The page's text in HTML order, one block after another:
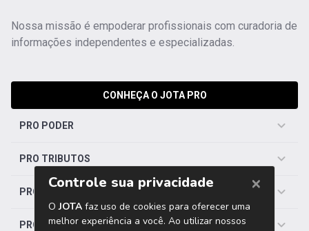
Nossa missão é empoderar profissionais com curadoria de
informações independentes e especializadas.
CONHEÇA O JOTA PRO
PRO PODER
PRO TRIBUTOS
PRO TRABALHISTA
PRO SAÚDE